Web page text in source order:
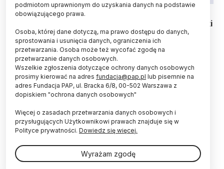
Miasto i Gmina Bodzentyn z Muzeum Historii Polski
w Warszawie uruchomiły historyczny portal z
okazji 150. rocznicy wybuchu Powstania
Styczniowego. Znalazły się na nim zdjęcia z
rekonstrukcji historycznych, niebawem
opublikowane będą materiały dydaktyczne dla
szkół.
Pomysłodawcą projektu „Powstanie styczniowe w
małym miasteczku - historia i tradycja" jest
pochodzący z Bodzentyna pedagog i dziennikarz
„Mówią Wieki” Wojciech Kalwat. Jak wyjaśnił we
wtorkowej rozmowie z PAP Kalwat, „Bodzentyn ma
tak bogatą +styczniową+ historię, że materiały same
podmiotom uprawnionym do uzyskania danych na podstawie
obowiązującego prawa.
Osoba, której dane dotyczą, ma prawo dostępu do danych,
sprostowania i usunięcia danych, ograniczenia ich
przetwarzania. Osoba może też wycofać zgodę na
przetwarzanie danych osobowych.
Wszelkie zgłoszenia dotyczące ochrony danych osobowych
prosimy kierować na adres fundacja@pap.pl lub pisemnie na
adres Fundacja PAP, ul. Bracka 6/8, 00-502 Warszawa z
dopiskiem "ochrona danych osobowych"
Więcej o zasadach przetwarzania danych osobowych i
przysługujących Użytkownikowi prawach znajduje się w
Polityce prywatności. Dowiedz się więcej.
Wyrażam zgodę